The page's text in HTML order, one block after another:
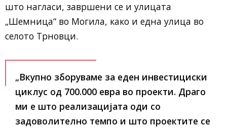
што нагласи, завршени се и улицата
„Шемница“ во Могила, како и една улица во
селото Трновци.
„Вкупно зборуваме за еден инвестициски
циклус од 700.000 евра во проекти. Драго
ми е што реализацијата оди со
задоволително темпо и што проектите се